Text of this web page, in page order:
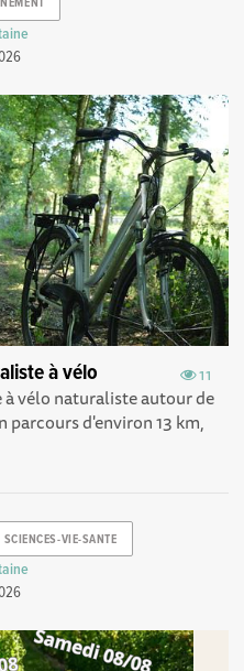
11
à vélo
vélo naturaliste autour de
parcours d'environ 13 km,
SCIENCES-VIE-SANTE